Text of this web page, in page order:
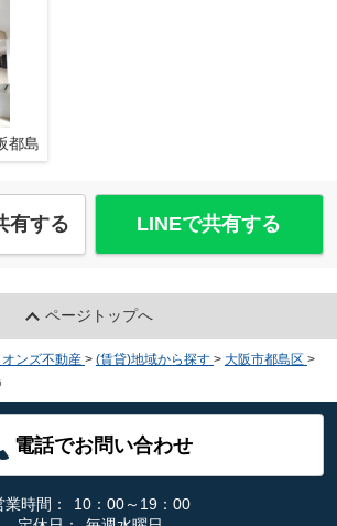
都島
有する LINEで共有する
ページトップへ
ンズ不動産 > (賃貸)地域から探す > 大阪市都島区 >
電話でお問い合わせ
業時間：
10：00～19：00